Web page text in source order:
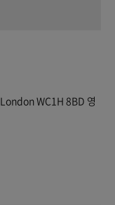
WC1H 8BD 영